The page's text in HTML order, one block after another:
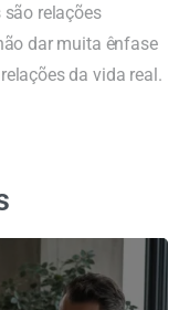
relações
dar muita ênfase
da vida real.